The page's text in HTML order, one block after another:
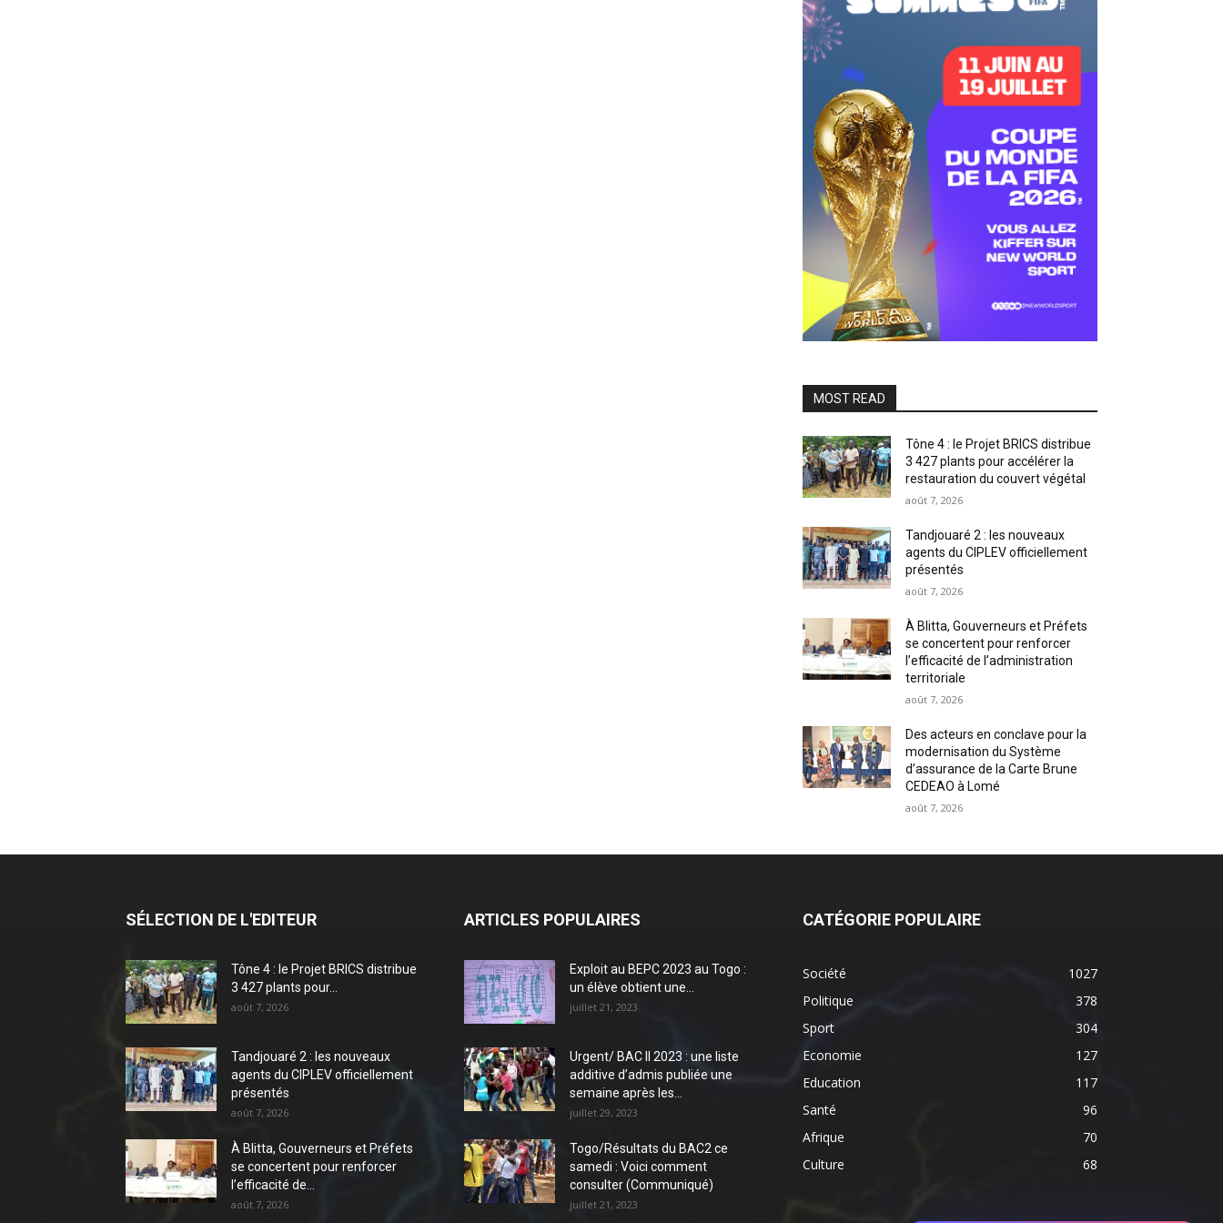
MOST READ
Tône 4 : le Projet BRICS distribue
3 427 plants pour accélérer la
restauration du couvert végétal
août 7, 2026
Tandjouaré 2 : les nouveaux
agents du CIPLEV officiellement
présentés
août 7, 2026
À Blitta, Gouverneurs et Préfets
se concertent pour renforcer
l’efficacité de l’administration
territoriale
août 7, 2026
Des acteurs en conclave pour la
modernisation du Système
d’assurance de la Carte Brune
CEDEAO à Lomé
août 7, 2026
SÉLECTION DE L'EDITEUR
Tône 4 : le Projet BRICS distribue
3 427 plants pour...
août 7, 2026
Tandjouaré 2 : les nouveaux
agents du CIPLEV officiellement
présentés
août 7, 2026
À Blitta, Gouverneurs et Préfets
se concertent pour renforcer
l’efficacité de...
août 7, 2026
ARTICLES POPULAIRES
Exploit au BEPC 2023 au Togo :
un élève obtient une...
juillet 21, 2023
Urgent/ BAC II 2023 : une liste
additive d’admis publiée une
semaine après les...
juillet 29, 2023
Togo/Résultats du BAC2 ce
samedi : Voici comment
consulter (Communiqué)
juillet 21, 2023
CATÉGORIE POPULAIRE
Société
1027
Politique
378
Sport
304
Economie
127
Education
117
Santé
96
Afrique
70
Culture
68